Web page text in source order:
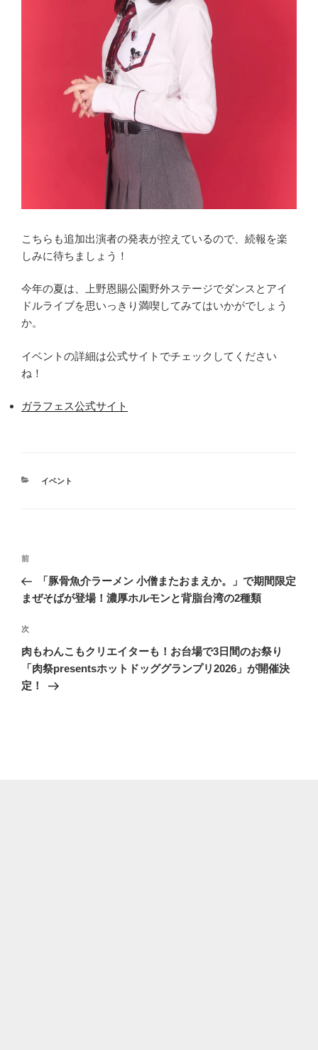
こちらも追加出演者の発表が控えているので、続報を楽
しみに待ちましょう！
今年の夏は、上野恩賜公園野外ステージでダンスとアイ
ドルライブを思いっきり満喫してみてはいかがでしょう
か。
イベントの詳細は公式サイトでチェックしてください
ね！
ガラフェス公式サイト
カ
イベント
投
ナ
ゲ
ー
シ
ョ
前
の
投
前
「豚骨魚介ラーメン 小僧またおまえか。」で期間限定
まぜそばが登場！濃厚ホルモンと背脂台湾の2種類
次
の
投
稿
次
肉もわんこもクリエイターも！お台場で3日間のお祭り
「肉祭presentsホットドッググランプリ2026」が開催決
定！